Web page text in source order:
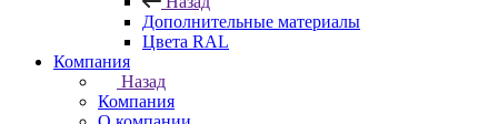
Дополнительные материалы
Цвета RAL
Компания
Назад
Компания